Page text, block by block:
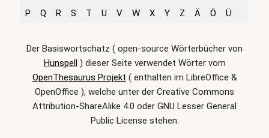
P
Q R S T U V W X Y Z Ä Ö Ü
Der Basiswortschatz ( open-source Wörterbücher von
Hunspell) dieser Seite verwendet Wörter vom
OpenThesaurus Projekt ( enthalten im LibreOffice &
OpenOffice ), welche unter der Creative Commons
Attribution-ShareAlike 4.0 oder GNU Lesser General
Public License stehen.